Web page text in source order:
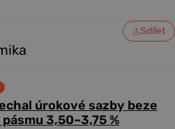
Sdílet
úrokové sazby beze
3,50–3,75 %